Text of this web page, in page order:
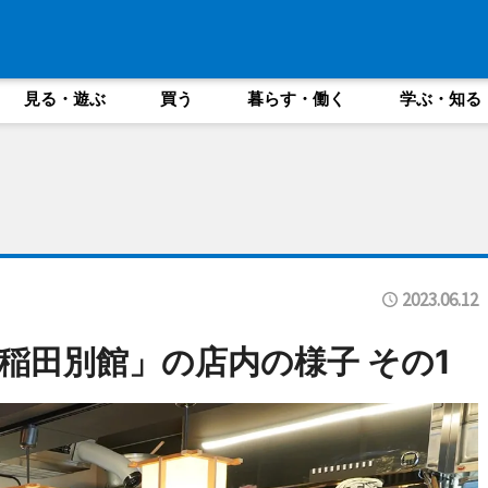
見る・遊ぶ 買う 暮らす・働く 学ぶ・知る
2023.06.12
田別館」の店内の様子 その1